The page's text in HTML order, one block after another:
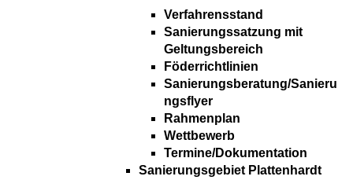
Verfahrensstand
Sanierungssatzung mit
Geltungsbereich
Föderrichtlinien
Sanierungsberatung/Sanieru
ngsflyer
Rahmenplan
Wettbewerb
Termine/Dokumentation
Sanierungsgebiet Plattenhardt